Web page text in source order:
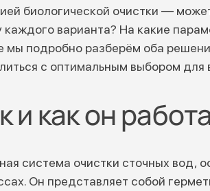
биологической очистки —
варианта? На какие
мы подробно разберём оба
с оптимальным выбором для
и как он
система очистки сточных вод,
Он представляет собой